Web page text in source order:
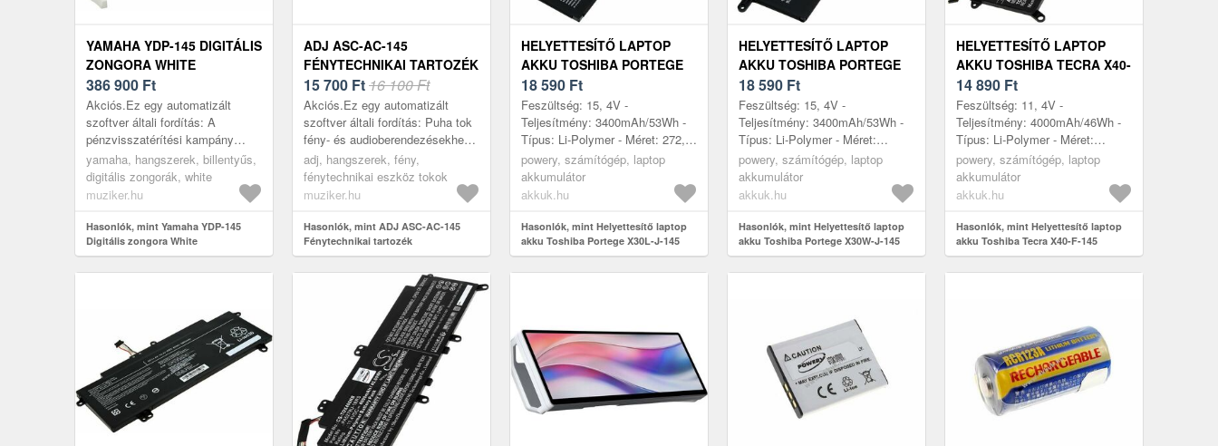
YAMAHA YDP-145 DIGITÁLIS
ZONGORA WHITE
386 900 Ft
Akciós.Ez egy automatizált
szoftver általi fordítás: A
pénzvisszatérítési kampány
csak Szlovákiában,
Csehországban,
Lengyelországban,
yamaha, hangszerek, billentyűs,
digitális zongorák, white
muziker.hu
Hasonlók, mint Yamaha YDP-145
Digitális zongora White
ADJ ASC-AC-145
FÉNYTECHNIKAI TARTOZÉK
15 700 Ft16 100 Ft
Akciós.Ez egy automatizált
szoftver általi fordítás: Puha tok
fény- és audioberendezésekhez,
utazótáska formájú. A tok egy fő
cipzáras zsebbel és oldalzse...
adj, hangszerek, fény,
fénytechnikai eszköz tokok
muziker.hu
Hasonlók, mint ADJ ASC-AC-145
Fénytechnikai tartozék
HELYETTESÍTŐ LAPTOP
AKKU TOSHIBA PORTEGE
X30L-J-145
18 590 Ft
Feszültség: 15, 4V -
Teljesítmény: 3400mAh/53Wh -
Típus: Li-Polymer - Méret: 272,
5mm x 106mm x 5mm
powery, számítógép, laptop
akkumulátor
akkuk.hu
Hasonlók, mint Helyettesítő laptop
akku Toshiba Portege X30L-J-145
HELYETTESÍTŐ LAPTOP
AKKU TOSHIBA PORTEGE
X30W-J-145
18 590 Ft
Feszültség: 15, 4V -
Teljesítmény: 3400mAh/53Wh -
Típus: Li-Polymer - Méret:
285mm x 93, 5mm x 5mm
powery, számítógép, laptop
akkumulátor
akkuk.hu
Hasonlók, mint Helyettesítő laptop
akku Toshiba Portege X30W-J-145
HELYETTESÍTŐ LAPTOP
AKKU TOSHIBA TECRA X40-
F-145
14 890 Ft
Feszültség: 11, 4V -
Teljesítmény: 4000mAh/46Wh -
Típus: Li-Polymer - Méret:
300mm x 106mm x 6mm
powery, számítógép, laptop
akkumulátor
akkuk.hu
Hasonlók, mint Helyettesítő laptop
akku Toshiba Tecra X40-F-145